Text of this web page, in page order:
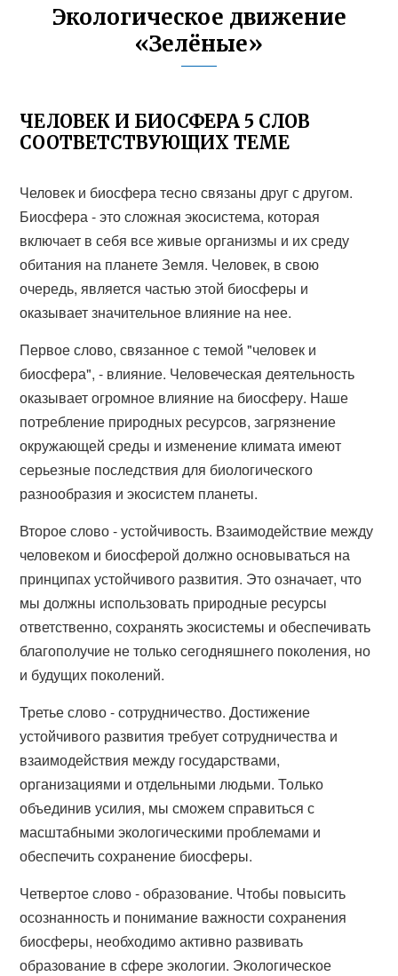
Экологическое движение
«Зелёные»
ЧЕЛОВЕК И БИОСФЕРА 5 СЛОВ
СООТВЕТСТВУЮЩИХ ТЕМЕ
Человек и биосфера тесно связаны друг с другом.
Биосфера - это сложная экосистема, которая
включает в себя все живые организмы и их среду
обитания на планете Земля. Человек, в свою
очередь, является частью этой биосферы и
оказывает значительное влияние на нее.
Первое слово, связанное с темой "человек и
биосфера", - влияние. Человеческая деятельность
оказывает огромное влияние на биосферу. Наше
потребление природных ресурсов, загрязнение
окружающей среды и изменение климата имеют
серьезные последствия для биологического
разнообразия и экосистем планеты.
Второе слово - устойчивость. Взаимодействие между
человеком и биосферой должно основываться на
принципах устойчивого развития. Это означает, что
мы должны использовать природные ресурсы
ответственно, сохранять экосистемы и обеспечивать
благополучие не только сегодняшнего поколения, но
и будущих поколений.
Третье слово - сотрудничество. Достижение
устойчивого развития требует сотрудничества и
взаимодействия между государствами,
организациями и отдельными людьми. Только
объединив усилия, мы сможем справиться с
масштабными экологическими проблемами и
обеспечить сохранение биосферы.
Четвертое слово - образование. Чтобы повысить
осознанность и понимание важности сохранения
биосферы, необходимо активно развивать
образование в сфере экологии. Экологическое